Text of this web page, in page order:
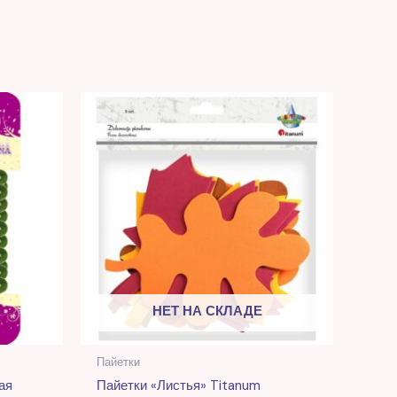
НЕТ НА СКЛАДЕ
Пайетки
Пайетки «Листья» Titanum